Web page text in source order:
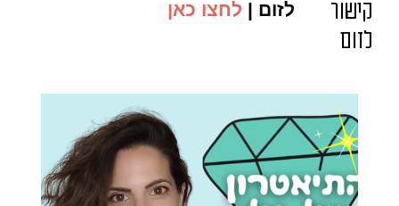
קישור
לזום
לזום | לחצו כאן